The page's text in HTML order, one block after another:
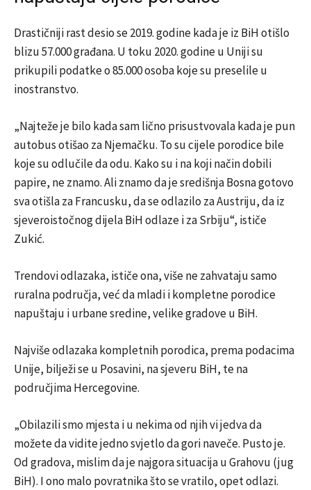
Drastičniji rast desio se 2019. godine kada je iz BiH otišlo
blizu 57.000 građana. U toku 2020. godine u Uniji su
prikupili podatke o 85.000 osoba koje su preselile u
inostranstvo.
„Najteže je bilo kada sam lično prisustvovala kada je pun
autobus otišao za Njemačku. To su cijele porodice bile
koje su odlučile da odu. Kako su i na koji način dobili
papire, ne znamo. Ali znamo da je središnja Bosna gotovo
sva otišla za Francusku, da se odlazilo za Austriju, da iz
sjeveroistočnog dijela BiH odlaze i za Srbiju“, ističe
Zukić.
Trendovi odlazaka, ističe ona, više ne zahvataju samo
ruralna područja, već da mladi i kompletne porodice
napuštaju i urbane sredine, velike gradove u BiH.
Najviše odlazaka kompletnih porodica, prema podacima
Unije, bilježi se u Posavini, na sjeveru BiH, te na
područjima Hercegovine.
„Obilazili smo mjesta i u nekima od njih vi jedva da
možete da vidite jedno svjetlo da gori naveče. Pusto je.
Od gradova, mislim da je najgora situacija u Grahovu (jug
BiH). I ono malo povratnika što se vratilo, opet odlazi.